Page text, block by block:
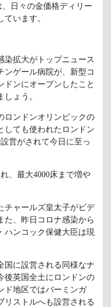
、日々の金価格ディリー
います。
染拡大がトップニュース
ンゲール病院が、新型コ
ドンにオープンしたこと
ょう。
ロンドンオリンピックの
しても使われたロンドン
営がされて今日に至っ
、最大4000床まで増や
チャールズ皇太子がビデ
た、昨日コロナ感染から
ハンコック保健大臣は現
国に設営される同様なナ
後英国全土にロンドンの
ド地区ではバーミンガ
リストルへも設営される